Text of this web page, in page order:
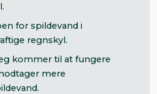
for spildevand i
regnskyl.
kommer til at fungere
mere